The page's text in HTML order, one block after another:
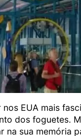
EUA mais
dos foguetes.
na sua memória